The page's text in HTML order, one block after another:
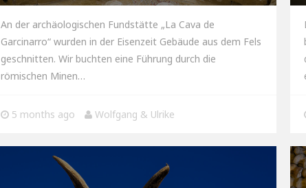
An der archäologischen Fundstätte „La Cava de
Garcinarro“ wurden in der Eisenzeit Gebäude aus dem Fels
geschnitten. Wir buchten eine Führung durch die
römischen Minen…
5 months ago Wolfgang & Ulrike